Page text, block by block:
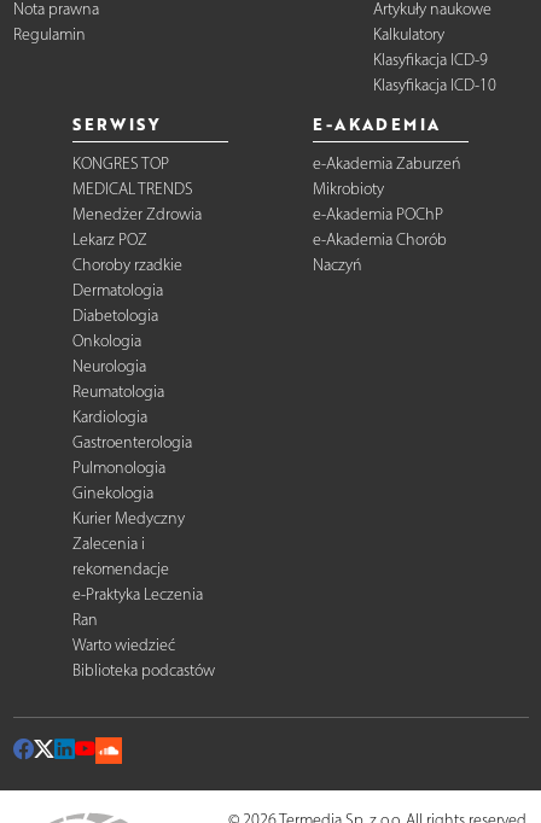
Nota prawna
Regulamin
Artykuły naukowe
Kalkulatory
Klasyfikacja ICD-9
Klasyfikacja ICD-10
SERWISY
KONGRES TOP
MEDICAL TRENDS
Menedżer Zdrowia
Lekarz POZ
Choroby rzadkie
Dermatologia
Diabetologia
Onkologia
Neurologia
Reumatologia
Kardiologia
Gastroenterologia
Pulmonologia
Ginekologia
Kurier Medyczny
Zalecenia i
rekomendacje
e-Praktyka Leczenia
Ran
Warto wiedzieć
Biblioteka podcastów
E-AKADEMIA
e-Akademia Zaburzeń
Mikrobioty
e-Akademia POChP
e-Akademia Chorób
Naczyń